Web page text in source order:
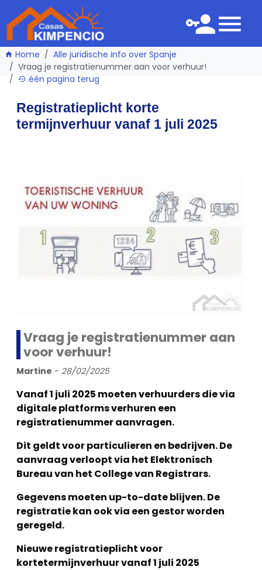
Home
Alle juridische info over Spanje
Vraag je registratienummer aan voor verhuur!
één pagina terug
Registratieplicht korte
termijnverhuur vanaf 1 juli 2025
Vraag je registratienummer aan
voor verhuur!
Martine - 28/02/2025
Vanaf 1 juli 2025 moeten verhuurders die via
digitale platforms verhuren een
registratienummer aanvragen.
Dit geldt voor particulieren en bedrijven. De
aanvraag verloopt via het Elektronisch
Bureau van het College van Registrars.
Gegevens moeten up-to-date blijven. De
registratie kan ook via een gestor worden
geregeld.
Nieuwe registratieplicht voor
kortetermijnverhuur vanaf 1 juli 2025